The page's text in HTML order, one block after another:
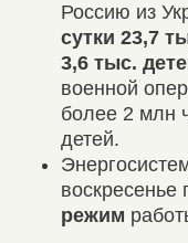
Россию из
сутки 23,7
3,6 тыс.
военной
более 2 млн
детей.
воскресенье
режим